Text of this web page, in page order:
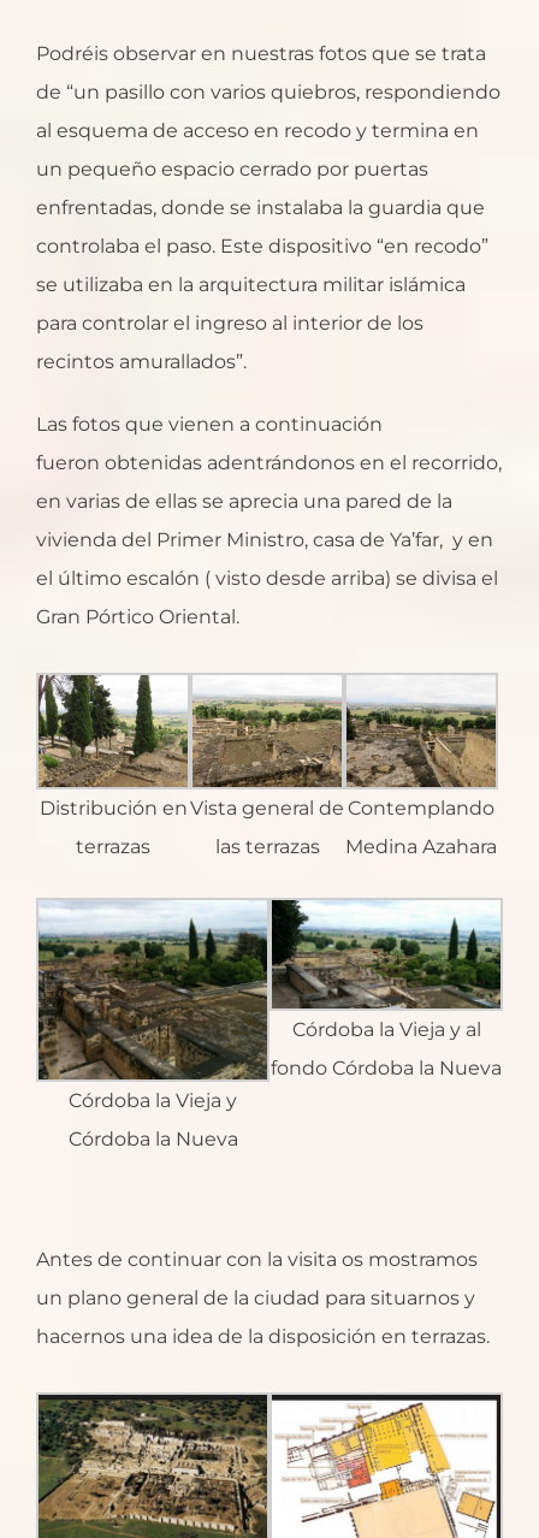
Podréis observar en nuestras fotos que se trata
de “un pasillo con varios quiebros, respondiendo
al esquema de acceso en recodo y termina en
un pequeño espacio cerrado por puertas
enfrentadas, donde se instalaba la guardia que
controlaba el paso. Este dispositivo “en recodo”
se utilizaba en la arquitectura militar islámica
para controlar el ingreso al interior de los
recintos amurallados”.
Las fotos que vienen a continuación
fueron obtenidas adentrándonos en el recorrido,
en varias de ellas se aprecia una pared de la
vivienda del Primer Ministro, casa de Ya’far, y en
el último escalón ( visto desde arriba) se divisa el
Gran Pórtico Oriental.
Distribución en
terrazas
Vista general de
las terrazas
Contemplando
Medina Azahara
Córdoba la Vieja y
Córdoba la Nueva
Córdoba la Vieja y al
fondo Córdoba la Nueva
Antes de continuar con la visita os mostramos
un plano general de la ciudad para situarnos y
hacernos una idea de la disposición en terrazas.